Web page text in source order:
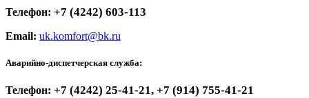
Телефон: +7 (4242) 603-113
Email: uk.komfort@bk.ru
Аварийно-диспетчерская служба:
Телефон: +7 (4242) 25-41-21, +7 (914) 755-41-21